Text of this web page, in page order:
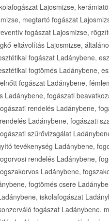
Lajosmizse,
megtartó fogászat
fogászat Lajosmizse,
eltávolítás Lajosmizse,
fogászat Ladánybene,
fogtömés Ladánybene,
fogászat Ladánybene,
Ladánybene, fogászati
rendelés Ladánybene,
Ladánybene, fogászati
szűrővizsgálat
tevékenység Ladánybene,
rendelés Ladánybene,
Ladánybene,
fogtömés csere
iskolafogászat
fogászat Ladánybene,